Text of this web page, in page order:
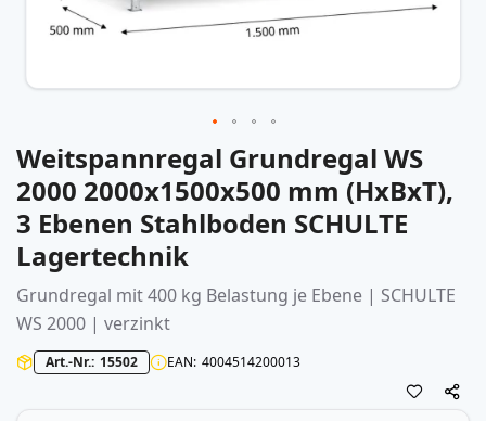
Zum
Anfang
der
Bildergalerie
springen
Weitspannregal Grundregal WS
2000 2000x1500x500 mm (HxBxT),
3 Ebenen Stahlboden SCHULTE
Lagertechnik
Grundregal mit 400 kg Belastung je Ebene | SCHULTE
WS 2000 | verzinkt
Art.-Nr. 15502 EAN 4004514200013